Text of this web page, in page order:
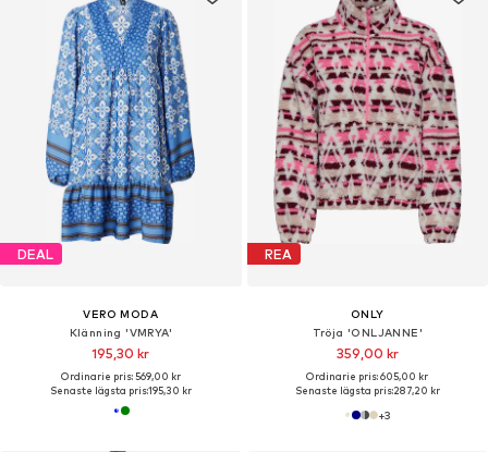
DEAL
VERO MODA
Klänning 'VMRYA'
195,30 kr
Ordinarie pris: 569,00 kr
Senaste lägsta pris:195,30 kr
REA
ONLY
Tröja 'ONLJANNE'
359,00 kr
Ordinarie pris: 605,00 kr
Senaste lägsta pris:287,20 kr
+3